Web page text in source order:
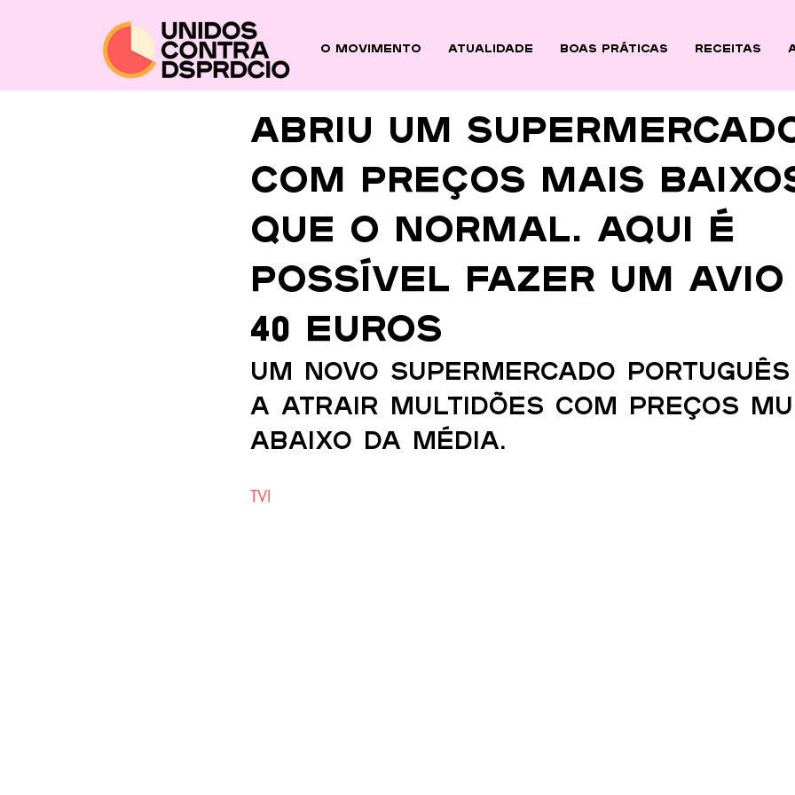
O Movimento ATUALIDADE BOAS PRÁTICAS Receitas
Abriu um
com preços mais
que o normal. Aqui é
possível fazer um
40 euros
Um novo supermercado
a atrair multidões com preços
abaixo da média.
TVI